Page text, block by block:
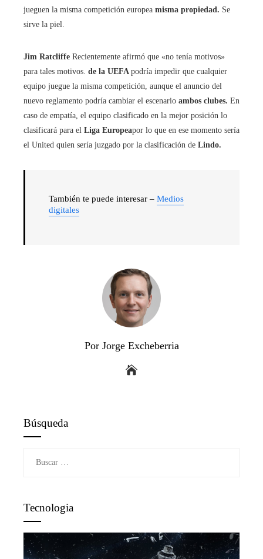
jueguen la misma competición europea misma propiedad. Se
sirve la piel.
Jim Ratcliffe Recientemente afirmó que «no tenía motivos»
para tales motivos. de la UEFA podría impedir que cualquier
equipo juegue la misma competición, aunque el anuncio del
nuevo reglamento podría cambiar el escenario ambos clubes. En
caso de empatía, el equipo clasificado en la mejor posición lo
clasificará para el Liga Europeapor lo que en ese momento sería
el United quien sería juzgado por la clasificación de Lindo.
También te puede interesar – Medios
digitales
Por Jorge Excheberria
Búsqueda
Tecnologia